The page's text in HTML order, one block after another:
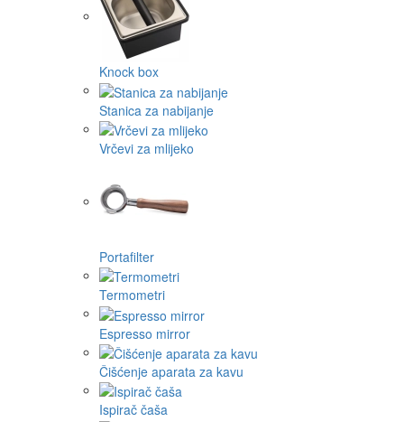
Knock box
Stanica za nabijanje
Vrčevi za mlijeko
Portafilter
Termometri
Espresso mirror
Čišćenje aparata za kavu
Ispirač čaša